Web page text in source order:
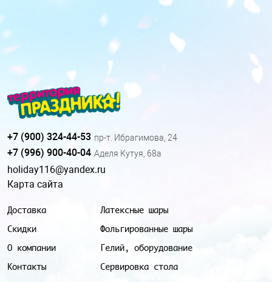
Доставка
Скидки
О компании
Контакты
Латексные шары
Фольгированные шары
Гелий, оборудование
Сервировка стола
+7 (900) 324-44-53 пр-т. Ибрагимова, 24
+7 (996) 900-40-04 Аделя Кутуя, 68а
holiday116@yandex.ru
Карта сайта